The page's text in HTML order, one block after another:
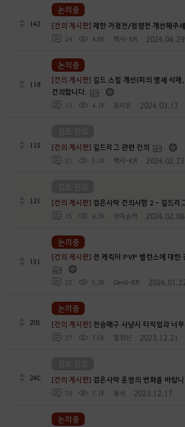
142 [건의 게시판]제한 거점전/점령전 개선해주
24 4.8K 백사-KR 2024.04.29
논의중
118
[건의 게시판] 길드 스킬 개선(피의 맹세 삭제
건의합니다.
13 4.1K 유리은 2024.03.17
논의중
115 [건의 게시판] 길드리그 관련 건의
21 5.1K 백사-KR 2024.02.23
121 [건의 게시판] 검은사막 건의사항 2 - 길드리
15 4.3K 얀지슈카 2024.02.06
131
[건의 게시판] 전 캐릭터 PVP 밸런스에 대한
23 5.3K Devil-KR
논의중
201 [건의 게시판] 전승매구 사냥시 타직업과 너
37 7.5K 멸화신 2023.12.21
논의중
240 [건의 게시판] 검은사막 운영의 변화를 바랍
70 7.1K 첼시 2023.12.17
논의중